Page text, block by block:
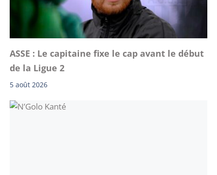
ASSE : Le capitaine fixe le cap avant le début
de la Ligue 2
5 août 2026